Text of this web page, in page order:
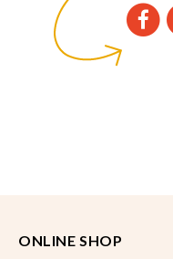
ONLINE SHOP